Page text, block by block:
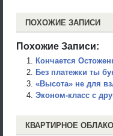
ПОХОЖИЕ ЗАПИСИ
Похожие Записи:
Кончается
Без платежки ты
«Высота» не для
Эконом-класс с
КВАРТИРНОЕ ОБЛАКО